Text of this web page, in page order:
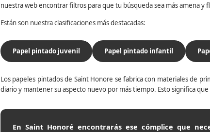
nuestra web encontrar filtros para que tu búsqueda sea más amena
Están son nuestra clasificaciones más destacadas:
Papel pintado juvenil Papel pintado infantil
Los papeles pintados de Saint Honore se fabrica con materiales de
diario y mantener su aspecto nuevo por más tiempo. Esto significa
En Saint Honoré encontrarás ese cómplice que